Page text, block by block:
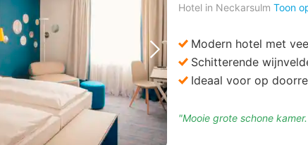
Vorige foto Volgende foto
vanaf
90
Hotel in Neckarsulm Toon
Modern hotel met
Schitterende
Ideaal voor op
"Mooie grote schone